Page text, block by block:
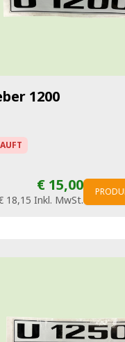
1200
€ 15,00
18,15 Inkl. MwSt.